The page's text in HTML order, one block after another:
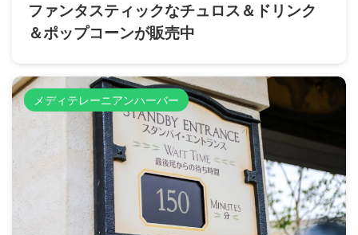
ファンタスティックなチュロス＆ドリンク
＆ポップコーンが販売中
メディテレーニアンハーバー